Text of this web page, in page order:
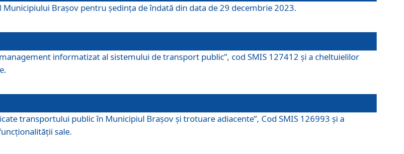
Braşov pentru ședința de îndată din data de 29 decembrie 2023.
informatizat al sistemului de transport public”, cod SMIS 127412 și a cheltuielilor
transportului public în Municipiul Brașov şi trotuare adiacente”, Cod SMIS 126993 și a
sale.